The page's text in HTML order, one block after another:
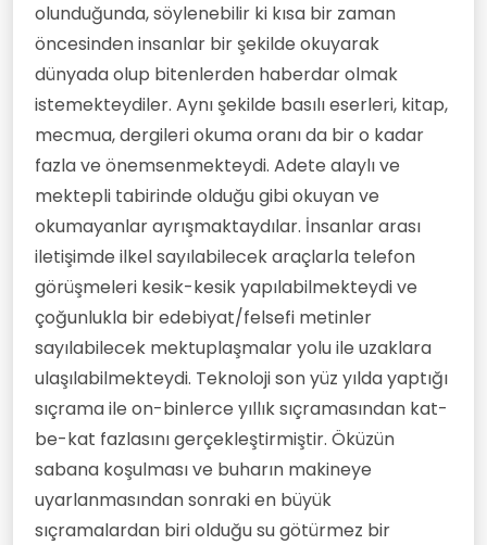
olunduğunda, söylenebilir ki kısa bir zaman
öncesinden insanlar bir şekilde okuyarak
dünyada olup bitenlerden haberdar olmak
istemekteydiler. Aynı şekilde basılı eserleri, kitap,
mecmua, dergileri okuma oranı da bir o kadar
fazla ve önemsenmekteydi. Adete alaylı ve
mektepli tabirinde olduğu gibi okuyan ve
okumayanlar ayrışmaktaydılar. İnsanlar arası
iletişimde ilkel sayılabilecek araçlarla telefon
görüşmeleri kesik-kesik yapılabilmekteydi ve
çoğunlukla bir edebiyat/felsefi metinler
sayılabilecek mektuplaşmalar yolu ile uzaklara
ulaşılabilmekteydi. Teknoloji son yüz yılda yaptığı
sıçrama ile on-binlerce yıllık sıçramasından kat-
be-kat fazlasını gerçekleştirmiştir. Öküzün
sabana koşulması ve buharın makineye
uyarlanmasından sonraki en büyük
sıçramalardan biri olduğu su götürmez bir